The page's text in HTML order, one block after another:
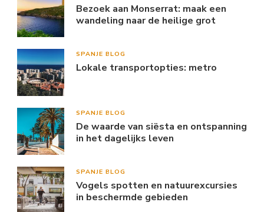
Bezoek aan Monserrat: maak een
wandeling naar de heilige grot
SPANJE BLOG
Lokale transportopties: metro
SPANJE BLOG
De waarde van siësta en ontspanning
in het dagelijks leven
SPANJE BLOG
Vogels spotten en natuurexcursies
in beschermde gebieden